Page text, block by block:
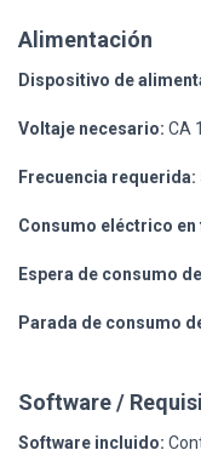
Alimentación
Dispositivo de
Voltaje necesario: CA
Frecuencia requerida:
Consumo eléctrico
Espera de consumo
Parada de consumo
Software /
Software incluido: